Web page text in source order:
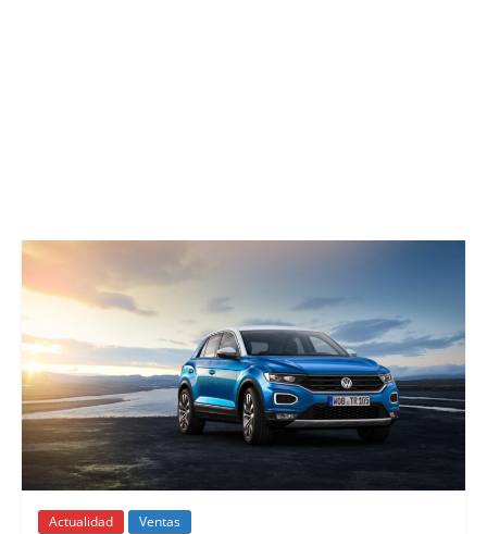
Actualidad Ventas